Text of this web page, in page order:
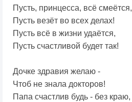
Пусть, принцесса, всё смеётся,
Пусть везёт во всех делах!
Пусть всё в жизни удаётся,
Пусть счастливой будет так!
Дочке здравия желаю -
Чтоб не знала докторов!
Папа счастлив будь - без краю,